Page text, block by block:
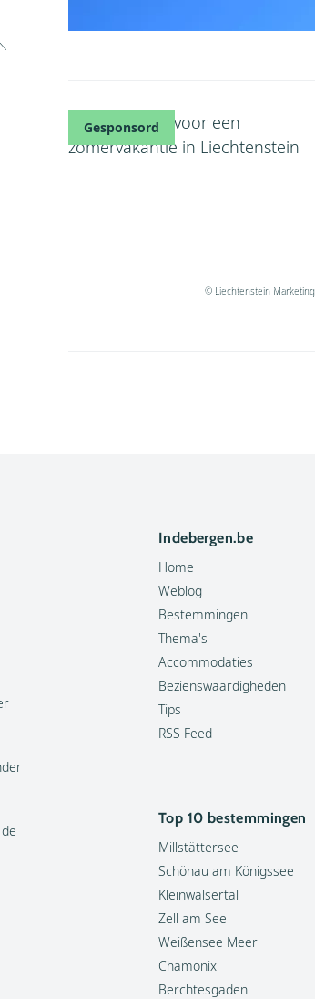
Gesponsord
© Liechtenstein Marketing
Indebergen.be
Home
Weblog
Bestemmingen
Thema's
Accommodaties
Bezienswaardigheden
Tips
RSS Feed
Top 10 bestemmingen
Millstättersee
Schönau am Königssee
Kleinwalsertal
Zell am See
Weißensee Meer
Chamonix
Berchtesgaden